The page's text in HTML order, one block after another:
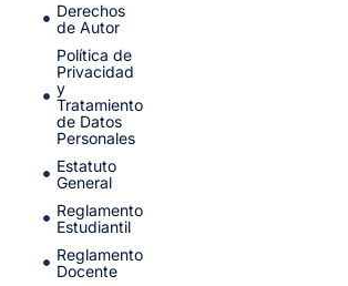
Derechos
de Autor
Política de
Privacidad
y
Tratamiento
de Datos
Personales
Estatuto
General
Reglamento
Estudiantil
Reglamento
Docente